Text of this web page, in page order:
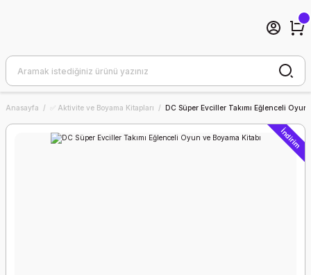
Anasayfa ✅ Aktivite ve Boyama Kitapları DC Süper Evciller Takımı Eğlenceli Oyun
İndirim